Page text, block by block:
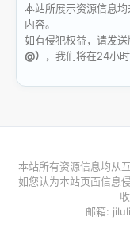
本站所展示资源信息
内容。
如有侵犯权益，请发
@）
，我们将在24小时
本站所有资源信息均从
如您认为本站页面信息
邮箱: